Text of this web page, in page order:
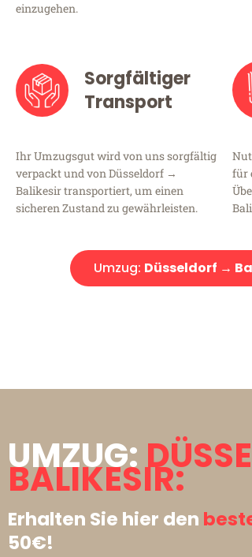
einzugehen.
Sorgfältiger
Transport
Ihr Umzugsgut wird von uns sorgfältig
verpackt und von Düsseldorf →
Balikesir transportiert, um einen
sicheren Zustand zu gewährleisten.
für
Umzug: Düsseldorf →
UMZUG:
BALIKESIR:
Erhalten Sie hier den
50€!